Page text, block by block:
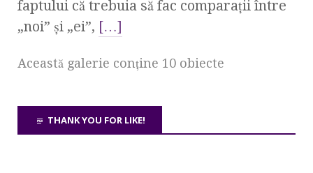
faptului că trebuia să fac comparaţii între
„noi” şi „ei”, […]
Această galerie conţine 10 obiecte
THANK YOU FOR LIKE!